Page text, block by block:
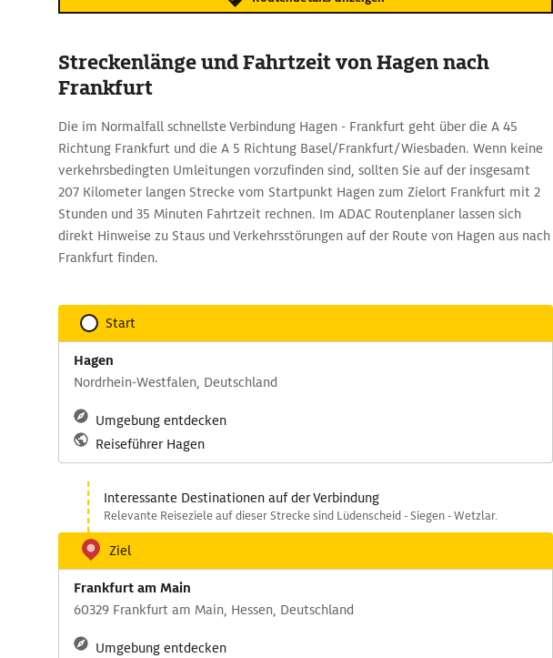
Streckenlänge und Fahrtzeit von Hagen nach
Frankfurt
Die im Normalfall schnellste Verbindung Hagen - Frankfurt geht über die A 45
Richtung Frankfurt und die A 5 Richtung Basel/Frankfurt/Wiesbaden. Wenn keine
verkehrsbedingten Umleitungen vorzufinden sind, sollten Sie auf der insgesamt
207 Kilometer langen Strecke vom Startpunkt Hagen zum Zielort Frankfurt mit 2
Stunden und 35 Minuten Fahrtzeit rechnen. Im ADAC Routenplaner lassen sich
direkt Hinweise zu Staus und Verkehrsstörungen auf der Route von Hagen aus nach
Frankfurt finden.
Start
Hagen
Nordrhein-Westfalen, Deutschland
Umgebung entdecken
Reiseführer Hagen
Interessante Destinationen auf der Verbindung
Relevante Reiseziele auf dieser Strecke sind Lüdenscheid - Siegen - Wetzlar.
Ziel
Frankfurt am Main
60329 Frankfurt am Main, Hessen, Deutschland
Umgebung entdecken